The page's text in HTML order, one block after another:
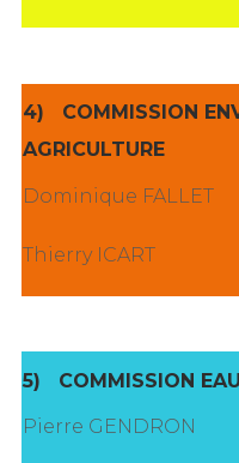
4) COMMISSION
AGRICULTURE
Dominique FALLET
Thierry ICART
5) COMMISSION EAU
Pierre GENDRON